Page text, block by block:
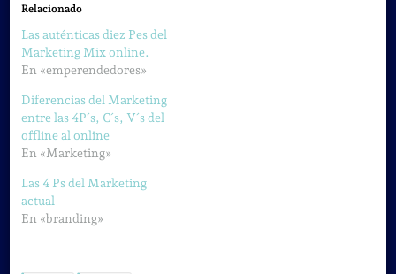
Relacionado
Las auténticas diez Pes del
Marketing Mix online.
En «emperendedores»
Diferencias del Marketing
entre las 4P´s, C´s, V´s del
offline al online
En «Marketing»
Las 4 Ps del Marketing
actual
En «branding»